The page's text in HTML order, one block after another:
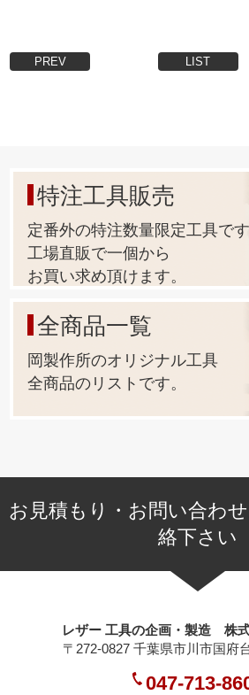
PREV LIST
特注工具販売
定番外の特注数量限定工具で
工場直販で一個から
お買い求め頂けます。
全商品一覧
岡製作所のオリジナル工具
全商品のリストです。
お見積もり・お問い合わ
絡下さい
レザー 工具の企画・製造 株
〒272-0827 千葉県市川市国府
047-713-